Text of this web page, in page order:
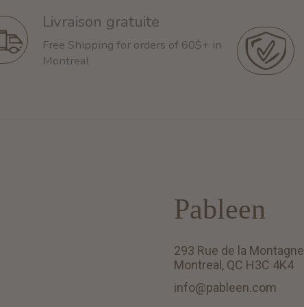
Livraison gratuite
Free Shipping for orders of 60$+ in
Montreal
Pableen
293 Rue de la Montagne
Montreal, QC H3C 4K4
info@pableen.com